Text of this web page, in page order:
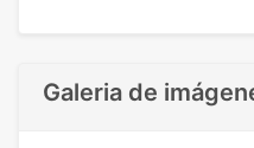
Galeria de